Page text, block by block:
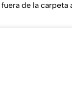
fuera de la carpeta